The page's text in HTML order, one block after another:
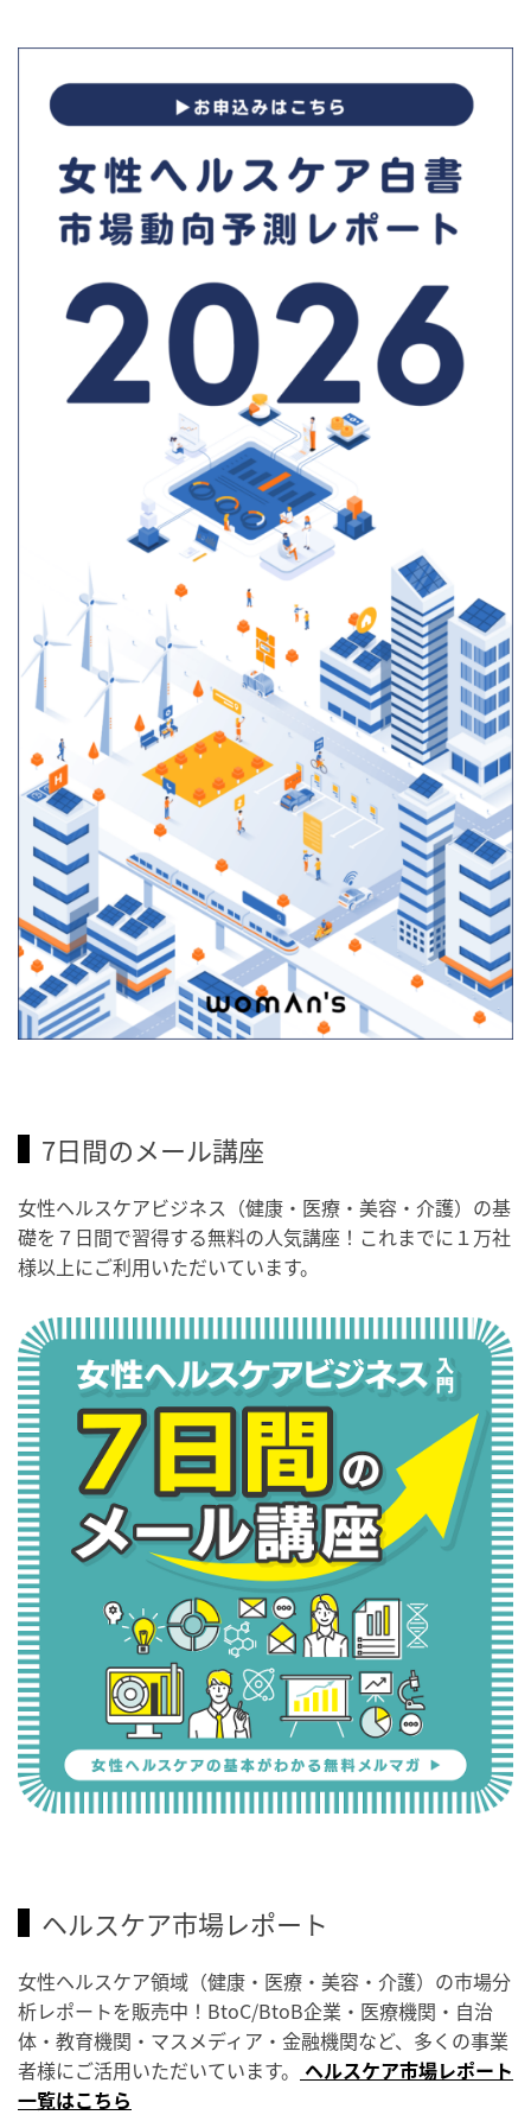
7日間のメール講座
女性ヘルスケアビジネス（健康・医療・美容・介護）の基
礎を７日間で習得する無料の人気講座！これまでに１万社
様以上にご利用いただいています。
ヘルスケア市場レポート
女性ヘルスケア領域（健康・医療・美容・介護）の市場分
析レポートを販売中！BtoC/BtoB企業・医療機関・自治
体・教育機関・マスメディア・金融機関など、多くの事業
者様にご活用いただいています。 ヘルスケア市場レポート
一覧はこちら